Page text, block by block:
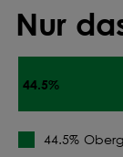
Nur
44.5%
44.5%